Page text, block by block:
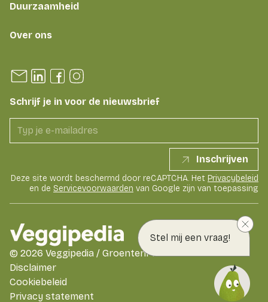
Stel mij een vraag!
Duurzaamheid
Over ons
Schrijf je in voor de nieuwsbrief
Inschrijven
Deze site wordt beschermd door reCAPTCHA. Het Privacybeleid
en de Servicevoorwaarden van Google zijn van toepassing
Disclaimer
Cookiebeleid
Privacy statement
© 2026 Veggipedia / GroentenFruit Huis